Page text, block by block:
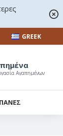
GREEK
Αγαπημένων